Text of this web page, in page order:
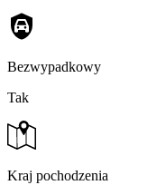
Bezwypadkowy
Tak
Kraj pochodzenia